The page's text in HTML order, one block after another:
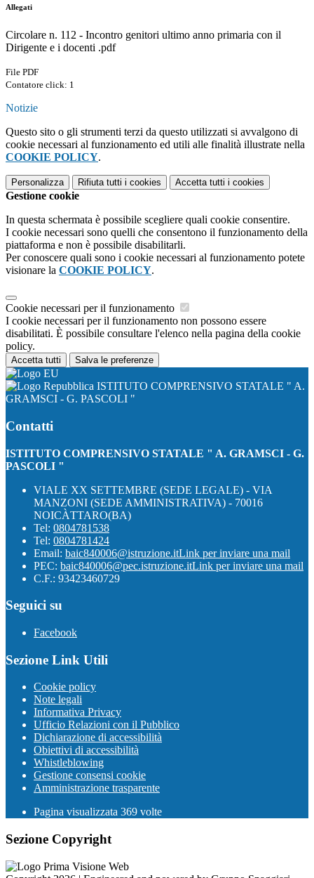
Allegati
Circolare n. 112 - Incontro genitori ultimo anno primaria con il
Dirigente e i docenti .pdf
File PDF
Contatore click: 1
Notizie
Questo sito o gli strumenti terzi da questo utilizzati si avvalgono di
cookie necessari al funzionamento ed utili alle finalità illustrate nella
COOKIE POLICY.
Personalizza Rifiuta tutti i cookies Accetta tutti i cookies
Gestione cookie
In questa schermata è possibile scegliere quali cookie consentire.
I cookie necessari sono quelli che consentono il funzionamento della
piattaforma e non è possibile disabilitarli.
Per conoscere quali sono i cookie necessari al funzionamento potete
visionare la COOKIE POLICY.
Cookie necessari per il funzionamento
I cookie necessari per il funzionamento non possono essere
disabilitati. È possibile consultare l'elenco nella pagina della cookie
policy.
Accetta tutti Salva le preferenze
ISTITUTO COMPRENSIVO STATALE " A.
GRAMSCI - G. PASCOLI "
Contatti
ISTITUTO COMPRENSIVO STATALE " A. GRAMSCI - G.
PASCOLI "
VIALE XX SETTEMBRE (SEDE LEGALE) - VIA
MANZONI (SEDE AMMINISTRATIVA) - 70016
NOICÀTTARO(BA)
Tel: 0804781538
Tel: 0804781424
Email: baic840006@istruzione.itLink per inviare una mail
PEC: baic840006@pec.istruzione.itLink per inviare una mail
C.F.: 93423460729
Seguici su
Facebook
Sezione Link Utili
Cookie policy
Note legali
Informativa Privacy
Ufficio Relazioni con il Pubblico
Dichiarazione di accessibilità
Obiettivi di accessibilità
Whistleblowing
Gestione consensi cookie
Amministrazione trasparente
Pagina visualizzata 369 volte
Sezione Copyright